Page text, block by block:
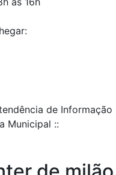
de Informação
Municipal ::